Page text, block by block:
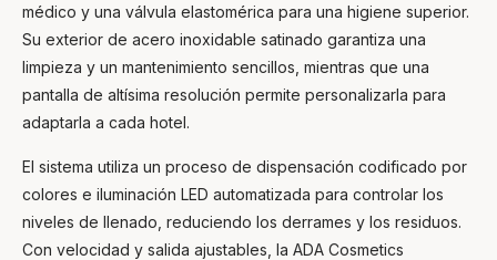
médico y una válvula elastomérica para una higiene superior.
Su exterior de acero inoxidable satinado garantiza una
limpieza y un mantenimiento sencillos, mientras que una
pantalla de altísima resolución permite personalizarla para
adaptarla a cada hotel.
El sistema utiliza un proceso de dispensación codificado por
colores e iluminación LED automatizada para controlar los
niveles de llenado, reduciendo los derrames y los residuos.
Con velocidad y salida ajustables, la ADA Cosmetics